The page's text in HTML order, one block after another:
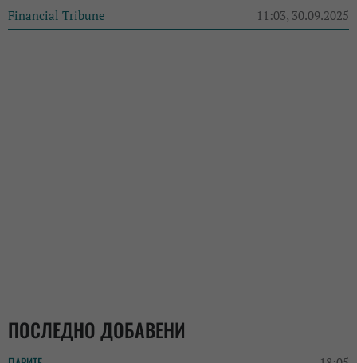
Financial Tribune 11:03, 30.09.2025
ПОСЛЕДНО ДОБАВЕНИ